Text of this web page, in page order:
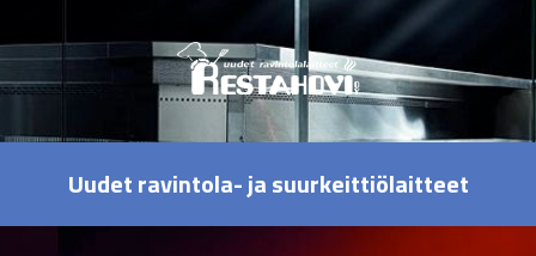
Uudet ravintola- ja suurkeittiölaitteet